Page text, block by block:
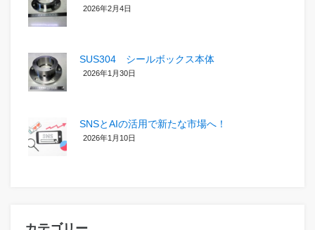
2026年2月4日
SUS304 シールボックス本体
2026年1月30日
SNSとAIの活用で新たな市場へ！
2026年1月10日